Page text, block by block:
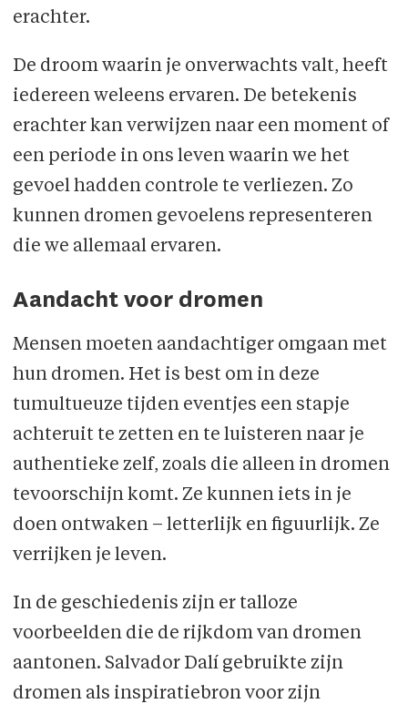
erachter.
De droom waarin je onverwachts valt, heeft
iedereen weleens ervaren. De betekenis
erachter kan verwijzen naar een moment of
een periode in ons leven waarin we het
gevoel hadden controle te verliezen. Zo
kunnen dromen gevoelens representeren
die we allemaal ervaren.
Aandacht voor dromen
Mensen moeten aandachtiger omgaan met
hun dromen. Het is best om in deze
tumultueuze tijden eventjes een stapje
achteruit te zetten en te luisteren naar je
authentieke zelf, zoals die alleen in dromen
tevoorschijn komt. Ze kunnen iets in je
doen ontwaken – letterlijk en figuurlijk. Ze
verrijken je leven.
In de geschiedenis zijn er talloze
voorbeelden die de rijkdom van dromen
aantonen. Salvador Dalí gebruikte zijn
dromen als inspiratiebron voor zijn